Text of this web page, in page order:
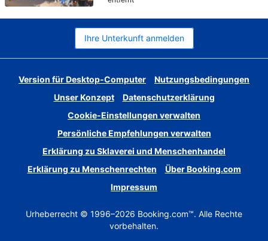
Ihre Unterkunft anmelden
Version für Desktop-Computer
Nutzungsbedingungen
Unser Konzept
Datenschutzerklärung
Cookie-Einstellungen verwalten
Persönliche Empfehlungen verwalten
Erklärung zu Sklaverei und Menschenhandel
Erklärung zu Menschenrechten
Über Booking.com
Impressum
Urheberrecht © 1996–2026 Booking.com™. Alle Rechte
vorbehalten.